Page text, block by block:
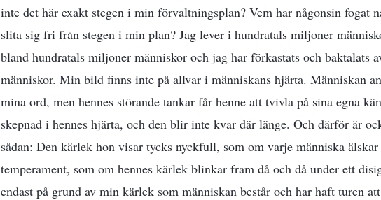
inte det här exakt stegen i min förvaltningsplan? Vem har någonsin fogat
slita sig fri från stegen i min plan? Jag lever i hundratals miljoner
bland hundratals miljoner människor och jag har förkastats och baktalats
människor. Min bild finns inte på allvar i människans hjärta. Människan
mina ord, men hennes störande tankar får henne att tvivla på sina egna
skepnad i hennes hjärta, och den blir inte kvar där länge. Och därför är
sådan: Den kärlek hon visar tycks nyckfull, som om varje människa
temperament, som om hennes kärlek blinkar fram då och då under ett
endast på grund av min kärlek som människan består och har haft turen